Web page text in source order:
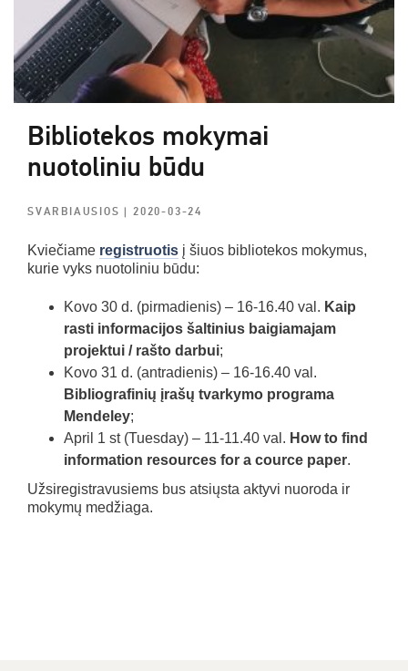
Bibliotekos mokymai
nuotoliniu būdu
SVARBIAUSIOS| 2020-03-24
Kviečiame registruotis į šiuos bibliotekos mokymus,
kurie vyks nuotoliniu būdu:
Kovo 30 d. (pirmadienis) – 16-16.40 val. Kaip
rasti informacijos šaltinius baigiamajam
projektui / rašto darbui;
Kovo 31 d. (antradienis) – 16-16.40 val.
Bibliografinių įrašų tvarkymo programa
Mendeley;
April 1 st (Tuesday) – 11-11.40 val. How to find
information resources for a cource paper.
Užsiregistravusiems bus atsiųsta aktyvi nuoroda ir
mokymų medžiaga.